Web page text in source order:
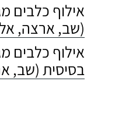
אילוף כלבים
(שב, ארצה,
אילוף כלבים
בסיסית (שב,